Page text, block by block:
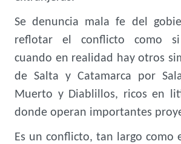
Se denuncia mala fe del
reflotar el conflicto como
cuando en realidad hay otros
de Salta y Catamarca por
Muerto y Diablillos, ricos en
donde operan importantes
Es un conflicto, tan largo como